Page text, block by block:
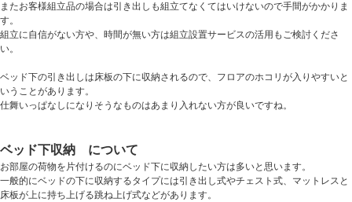
またお客様組立品の場合は引き出しも組立てなくてはいけないので手間がかかりま
す。
組立に自信がない方や、時間が無い方は組立設置サービスの活用もご検討くださ
い。
ベッド下の引き出しは床板の下に収納されるので、フロアのホコリが入りやすいと
いうことがあります。
仕舞いっぱなしになりそうなものはあまり入れない方が良いですね。
ベッド下収納 について
お部屋の荷物を片付けるのにベッド下に収納したい方は多いと思います。
一般的にベッドの下に収納するタイプには引き出し式やチェスト式、マットレスと
床板が上に持ち上げる跳ね上げ式などがあります。